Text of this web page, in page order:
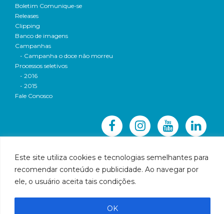
Este site utiliza cookies e tecnologias semelhantes para
recomendar conteúdo e publicidade. Ao navegar por
ele, o usuário aceita tais condições.
OK
Boletim Comunique-se
Releases
Clipping
Banco de imagens
Campanhas
- Campanha o doce não morreu
Processos seletivos
- 2016
- 2015
Fale Conosco
© 2016 CBH-Doce - Todos os direitos reservados